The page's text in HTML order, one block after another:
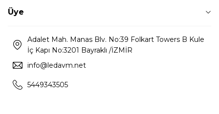
Üye
Adalet Mah. Manas Blv. No:39 Folkart Towers B Kule
İç Kapı No:3201 Bayraklı /İZMİR
info@ledavm.net
5449343505